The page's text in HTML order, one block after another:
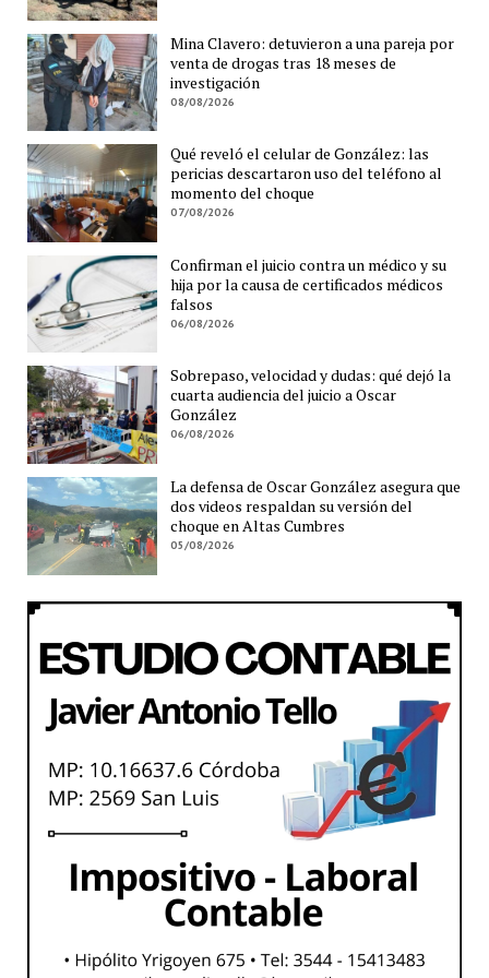
Mina Clavero: detuvieron a una pareja por
venta de drogas tras 18 meses de
investigación
08/08/2026
Qué reveló el celular de González: las
pericias descartaron uso del teléfono al
momento del choque
07/08/2026
Confirman el juicio contra un médico y su
hija por la causa de certificados médicos
falsos
06/08/2026
Sobrepaso, velocidad y dudas: qué dejó la
cuarta audiencia del juicio a Oscar
González
06/08/2026
La defensa de Oscar González asegura que
dos videos respaldan su versión del
choque en Altas Cumbres
05/08/2026